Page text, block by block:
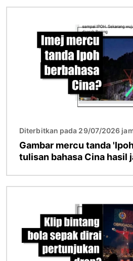
Diterbitkan pada 29/07/2026
Gambar mercu tanda
tulisan bahasa Cina hasil